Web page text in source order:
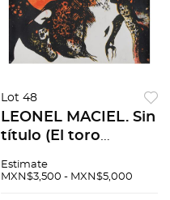
Lot 48
LEONEL MACIEL. Sin
título (El toro
luna), de la carpeta,
Estimate
MXN$3,500 - MXN$5,000